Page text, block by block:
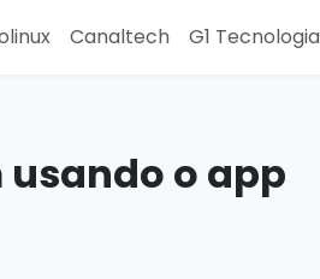
Canaltech G1 Tecnologia
o app